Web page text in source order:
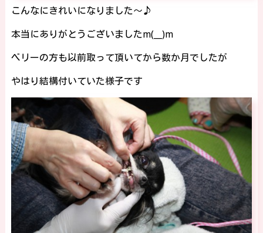
こんなにきれいになりました～♪
本当にありがとうございましたm(__)m
ベリーの方も以前取って頂いてから数か月でしたが
やはり結構付いていた様子です